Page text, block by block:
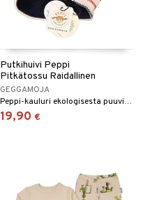
Putkihuivi Peppi
Pitkätossu Raidallinen
GEGGAMOJA
Peppi-kauluri ekologisesta puuvillasta, lämmittävällä fleecevuorella.
19,90 €